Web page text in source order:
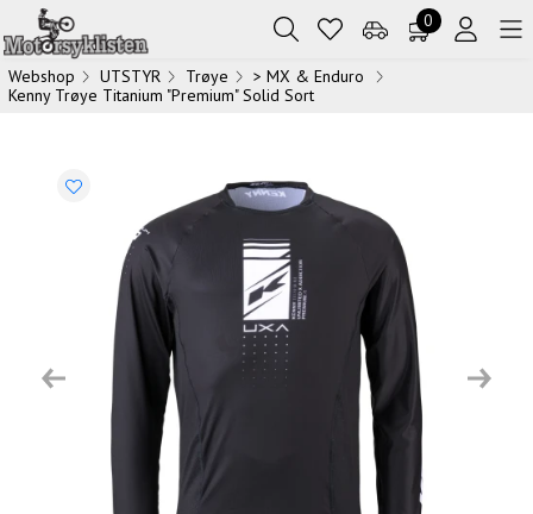
0
Webshop UTSTYR Trøye
> MX & Enduro
Kenny Trøye Titanium "Premium" Solid Sort
Previous Next